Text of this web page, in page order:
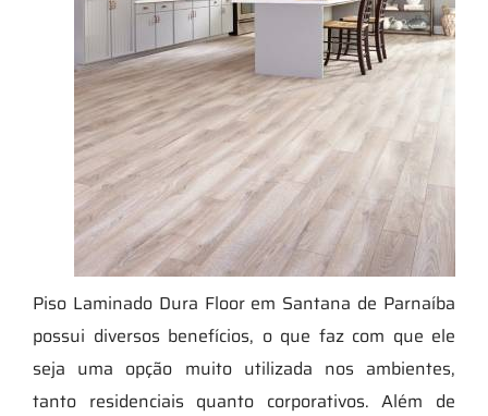
Piso Laminado Dura Floor em Santana de Parnaíba
possui diversos benefícios, o que faz com que ele
seja uma opção muito utilizada nos ambientes,
tanto residenciais quanto corporativos. Além de